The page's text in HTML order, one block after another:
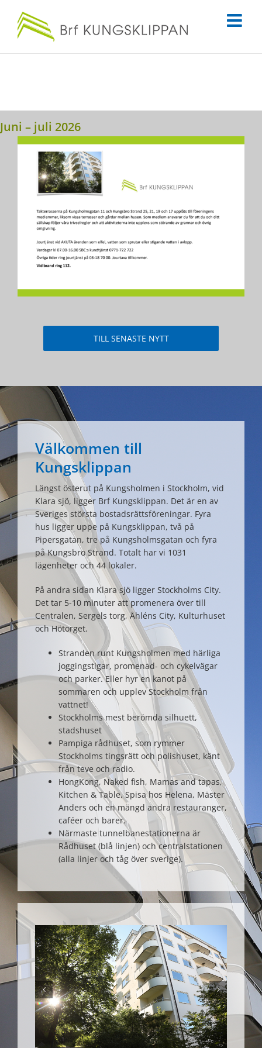
innehållet
Juni – juli 2026
TILL SENASTE NYTT
Välkommen till
Kungsklippan
Längst österut på Kungsholmen i Stockholm, vid
Klara sjö, ligger Brf Kungsklippan. Det är en av
Sveriges största bostadsrättsföreningar. Fyra
hus ligger uppe på Kungsklippan, två på
Pipersgatan, tre på Kungsholmsgatan och fyra
på Kungsbro Strand. Totalt har vi 1031
lägenheter och 44 lokaler.
På andra sidan Klara sjö ligger Stockholms City.
Det tar 5-10 minuter att promenera över till
Centralen, Sergels torg, Åhléns City, Kulturhuset
och Hötorget.
Stranden runt Kungsholmen med härliga
joggingstigar, promenad- och cykelvägar
och parker. Eller hyr en kanot på
sommaren och upplev Stockholm från
vattnet!
Stockholms mest berömda silhuett,
stadshuset
Pampiga rådhuset, som rymmer
Stockholms tingsrätt och polishuset, känt
från teve och radio.
HongKong, Naked fish, Mamas and tapas,
Kitchen & Table, Spisa hos Helena, Mäster
Anders och en mängd andra restauranger,
caféer och barer.
Närmaste tunnelbanestationerna är
Rådhuset (blå linjen) och centralstationen
(alla linjer och tåg över sverige).